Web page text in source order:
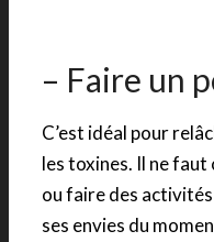
– Faire un
C’est idéal pour
les toxines. Il ne
ou faire des
ses envies du